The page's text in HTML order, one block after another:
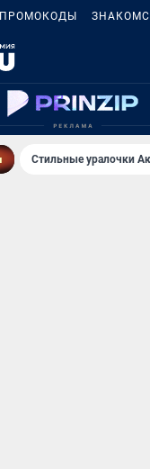
ПРОМОКОДЫ
Стильные уралочки